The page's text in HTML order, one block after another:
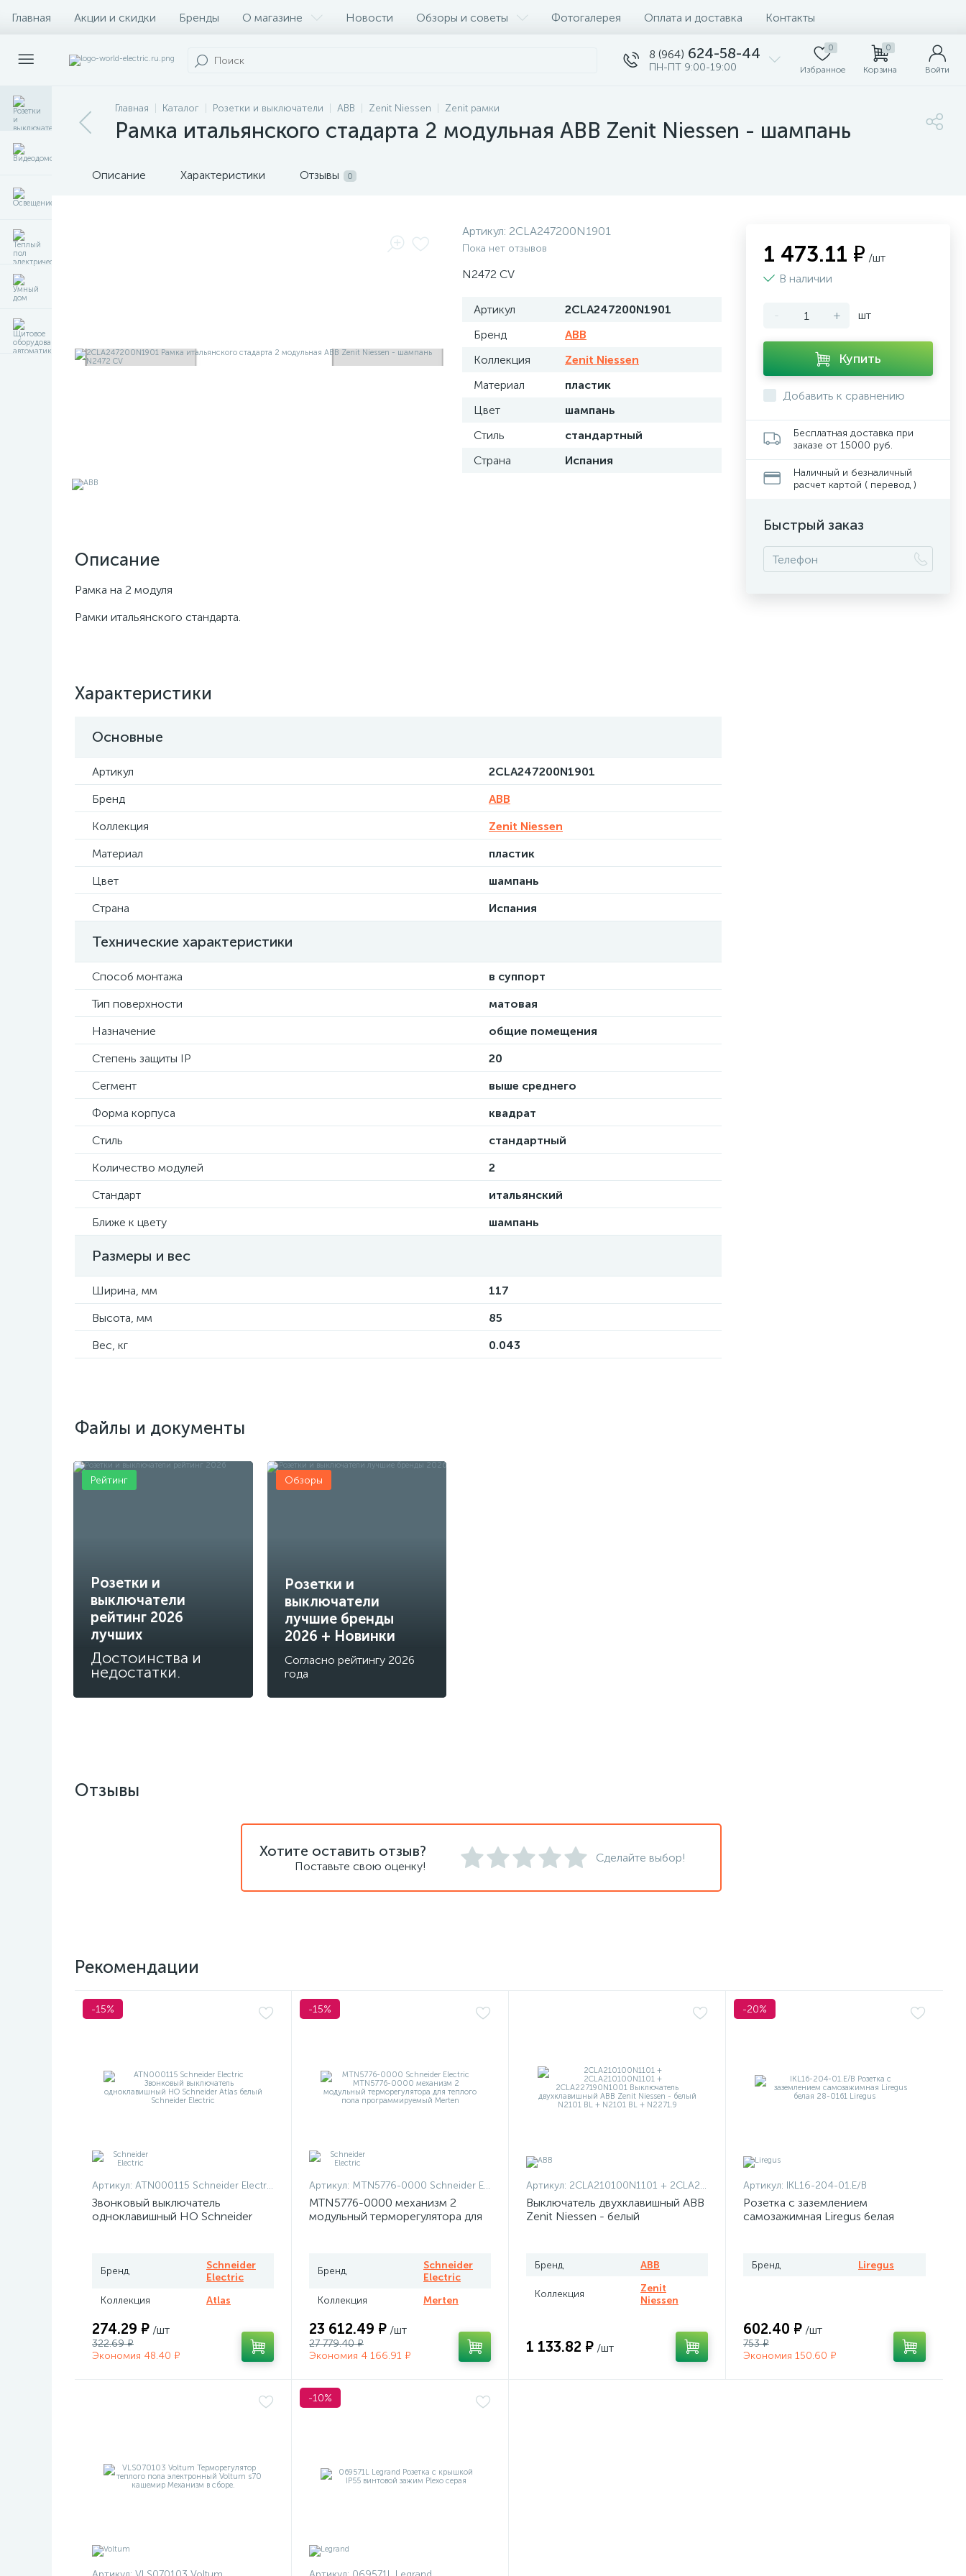
Главная Акции и скидки Бренды О магазине Новости Обзоры и советы Фотогалерея Оплата и доставка Контакты
8 (964) 624-58-44
ПН-ПТ 9:00-19:00
0
Избранное
0
Корзина Войти
Главная Каталог Розетки и выключатели ABB Zenit Niessen Zenit рамки
Рамка итальянского стадарта 2 модульная ABB Zenit Niessen - шампань
Описание Характеристики Отзывы 0
Артикул: 2CLA247200N1901
Пока нет отзывов
N2472 CV
Артикул
2CLA247200N1901
Бренд
ABB
Коллекция
Zenit Niessen
Материал
пластик
Цвет
шампань
Стиль
стандартный
Страна
Испания
Описание
Рамка на 2 модуля
Рамки итальянского стандарта.
Характеристики
Основные
Артикул
2CLA247200N1901
Бренд
ABB
Коллекция
Zenit Niessen
Материал
пластик
Цвет
шампань
Страна
Испания
Технические характеристики
Способ монтажа
в суппорт
Тип поверхности
матовая
Назначение
общие помещения
Степень защиты IP
20
Сегмент
выше среднего
Форма корпуса
квадрат
Стиль
стандартный
Количество модулей
2
Стандарт
итальянский
Ближе к цвету
шампань
Размеры и вес
Ширина, мм
117
Высота, мм
85
Вес, кг
0.043
Файлы и документы
Розетки и
выключатели
рейтинг 2026
лучших
Достоинства и
недостатки.
Рейтинг
Розетки и
выключатели
лучшие бренды
2026 + Новинки
Согласно рейтингу 2026
года
Обзоры
1 473.11 ₽ /шт
В наличии
- + шт
Купить
Добавить к сравнению
Бесплатная доставка при
заказе от 15000 руб.
Наличный и безналичный
расчет картой ( перевод )
Быстрый заказ
Отзывы
Хотите оставить отзыв?
Поставьте свою оценку!
Сделайте выбор!
Рекомендации
-15%
Артикул: ATN000115 Schneider Electric
Звонковый выключатель
одноклавишный НО Schneider
Бренд
Schneider
Electric
Коллекция
Atlas
274.29 ₽ /шт
322.69 ₽
Экономия 48.40 ₽
-15%
Артикул: MTN5776-0000 Schneider Electric
MTN5776-0000 механизм 2
модульный терморегулятора для
Бренд
Schneider
Electric
Коллекция
Merten
23 612.49 ₽ /шт
27 779.40 ₽
Экономия 4 166.91 ₽
Артикул: 2CLA210100N1101 + 2CLA210100N1101 + 2CLA227190N1001
Выключатель двухклавишный ABB
Zenit Niessen - белый
Бренд ABB
Коллекция
Zenit
Niessen
1 133.82 ₽ /шт
-20%
Артикул: IKL16-204-01.E/B
Розетка с заземлением
самозажимная Liregus белая
Бренд Liregus
602.40 ₽ /шт
753 ₽
Экономия 150.60 ₽
-10%